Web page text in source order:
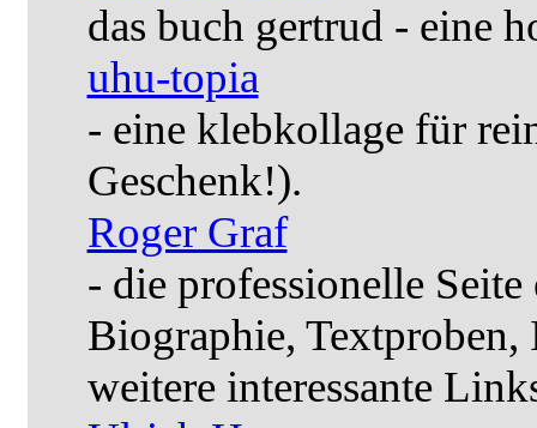
das buch gertrud - eine
uhu-topia
- eine klebkollage für
Geschenk!).
Roger Graf
- die professionelle
Biographie,
weitere interessante